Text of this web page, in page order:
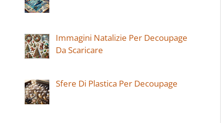
Immagini Natalizie Per Decoupage
Da Scaricare
Sfere Di Plastica Per Decoupage